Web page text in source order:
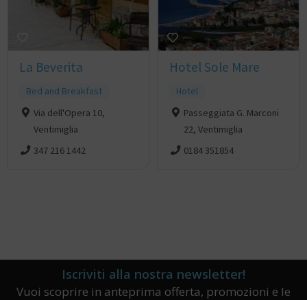
La Beverita
Bed and Breakfast
Via dell'Opera 10,
Ventimiglia
347 216 1442
Hotel Sole Mare
Hotel
Passeggiata G. Marconi
22, Ventimiglia
0184 351854
Iscriviti alla nostra newsletter!
Vuoi scoprire in anteprima offerta, promozioni e le